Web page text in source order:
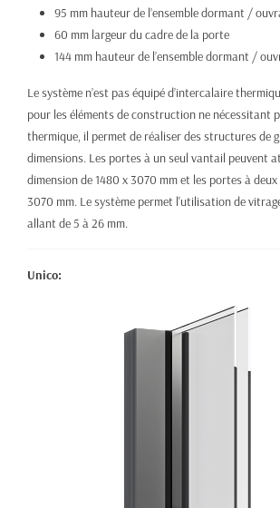
95 mm hauteur de l’ensemble dormant /
60 mm largeur du cadre de la porte
144 mm hauteur de l’ensemble dormant /
Le système n’est pas équipé d’intercalaire
pour les éléments de construction ne nécessitant
thermique, il permet de réaliser des structures de
dimensions. Les portes à un seul vantail peuvent
dimension de 1480 x 3070 mm et les portes à
3070 mm. Le système permet l'utilisation de
allant de 5 à 26 mm.
Unico: